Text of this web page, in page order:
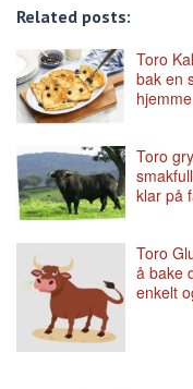
Related posts:
Toro
bak en
Toro
klar på
Toro
å bake
enkelt